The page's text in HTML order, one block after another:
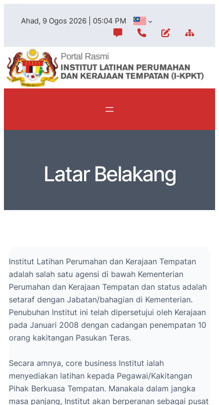
Ahad, 9 Ogos 2026 | 05:04 PM
Latar Belakang
Institut Latihan Perumahan dan Kerajaan Tempatan
adalah salah satu agensi di bawah Kementerian
Perumahan dan Kerajaan Tempatan dan status adalah
setaraf dengan Jabatan/bahagian di Kementerian.
Penubuhan Institut ini telah dipersetujui oleh Kerajaan
pada Januari 2008 dengan cadangan penempatan 10
orang kakitangan Pasukan Teras.
Secara amnya, core business Institut ialah
menyediakan latihan kepada Pegawai/Kakitangan
Pihak Berkuasa Tempatan. Manakala dalam jangka
masa panjang, Institut akan berperanan sebagai pusat